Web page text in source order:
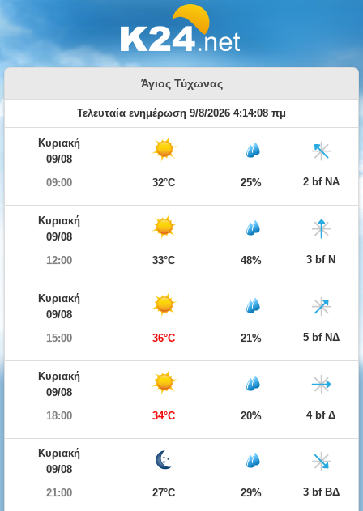
Άγιος Τύχωνας
Τελευταία ενημέρωση 9/8/2026 4:14:08 πμ
Κυριακή
09/08
09:00
32°C 25% 2 bf ΝΑ
Κυριακή
09/08
12:00
33°C 48% 3 bf Ν
Κυριακή
09/08
15:00
36°C 21% 5 bf ΝΔ
Κυριακή
09/08
18:00
34°C 20% 4 bf Δ
Κυριακή
09/08
21:00
27°C 29% 3 bf ΒΔ